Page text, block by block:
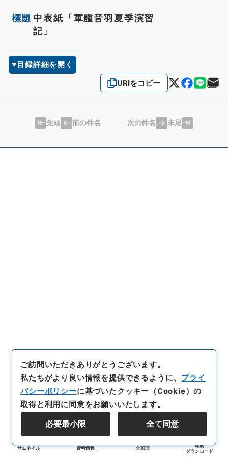
標題 中表紙「軍艦音羽夏季演習
記」
目録詳細を開く
URIをコピー
先頭 前の件名 次の件名 末尾
サムネイル 資料情報 全画面
印刷
ダウンロード
ご訪問いただきありがとうございます。
私たちがより良い情報を提供できるように、 プライ
バシーポリシーに基づいたクッキー（Cookie）の
取得と利用に同意をお願いいたします。
必要最小限 全て同意